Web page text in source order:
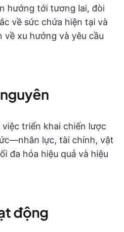
hướng tới tương lai, đòi
về sức chứa hiện tại và
về xu hướng và yêu cầu
triển khai chiến lược
lực, tài chính, vật
đa hóa hiệu quả và hiệu
động